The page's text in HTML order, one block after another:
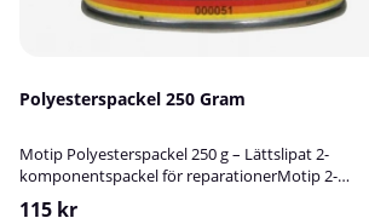
Polyesterspackel 250 Gram
Motip Polyesterspackel 250 g – Lättslipat 2-
komponentspackel för reparationerMotip 2-
komponent polyesterspackel är ett högkvalitativt
115 kr